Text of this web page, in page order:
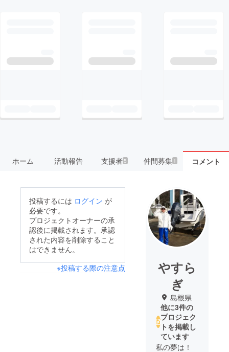
ホーム 活動報告 支援者5 仲間募集 1 コメント
投稿するには ログイン が
必要です。
プロジェクトオーナーの承
認後に掲載されます。承認
された内容を削除すること
はできません。
※投稿する際の注意点
やすら
ぎ
島根県
他に3件の
プロジェク
トを掲載し
ています
私の夢は！